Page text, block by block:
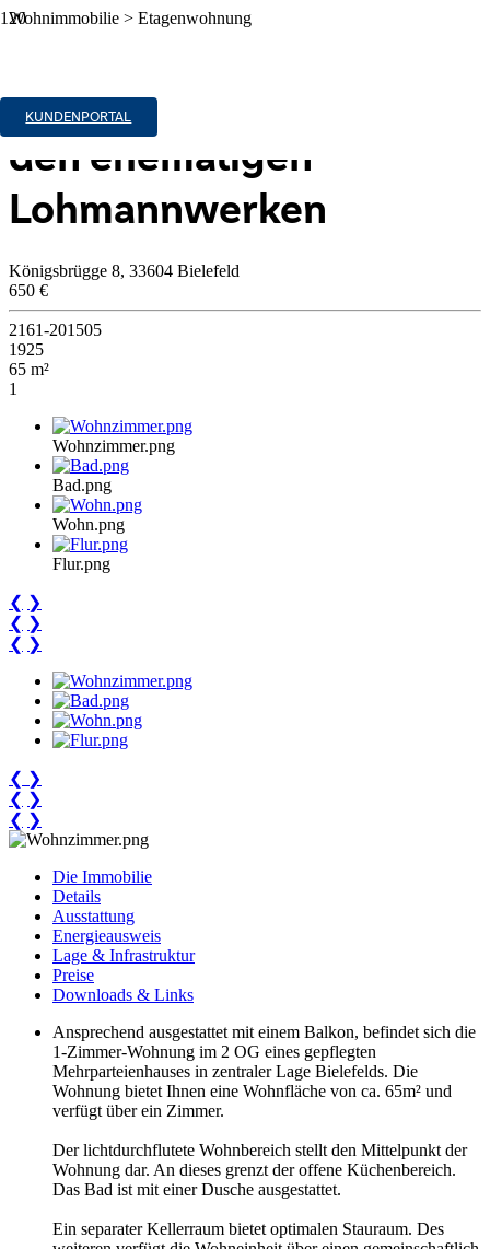
KUNDENPORTAL
Wohnimmobilie > Etagenwohnung
Modernes Wohnen in
den ehemaligen
Lohmannwerken
Königsbrügge 8, 33604 Bielefeld
650 €
2161-201505
1925
65 m²
1
Wohnzimmer.png
Bad.png
Wohn.png
Flur.png
❮ ❯
❮ ❯
❮ ❯
❮ ❯
❮ ❯
❮ ❯
Die Immobilie
Details
Ausstattung
Energieausweis
Lage & Infrastruktur
Preise
Downloads & Links
Ansprechend ausgestattet mit einem Balkon, befindet sich die
1-Zimmer-Wohnung im 2 OG eines gepflegten
Mehrparteienhauses in zentraler Lage Bielefelds. Die
Wohnung bietet Ihnen eine Wohnfläche von ca. 65m² und
verfügt über ein Zimmer.
Der lichtdurchflutete Wohnbereich stellt den Mittelpunkt der
Wohnung dar. An dieses grenzt der offene Küchenbereich.
Das Bad ist mit einer Dusche ausgestattet.
Ein separater Kellerraum bietet optimalen Stauraum. Des